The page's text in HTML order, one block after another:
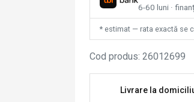
6-60 luni ·
* estimat — rata exactă se
Cod produs: 26012699
Livrare la